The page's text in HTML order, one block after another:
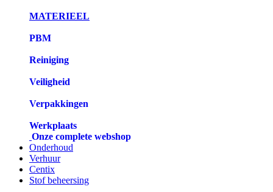
MATERIEEL
PBM
Reiniging
Veiligheid
Verpakkingen
Werkplaats
Onze complete webshop
Onderhoud
Verhuur
Centix
Stof beheersing